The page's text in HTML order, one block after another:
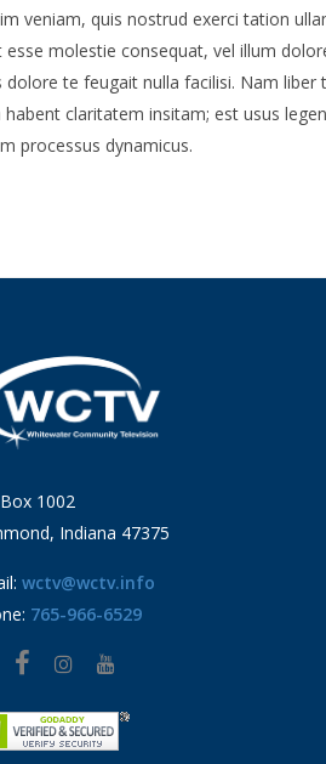
veniam, quis nostrud exerci tation
esse molestie consequat, vel illum
dolore te feugait nulla facilisi. Nam
habent claritatem insitam; est usus
processus dynamicus.
1002
Indiana 47375
wctv@wctv.info
765-966-6529